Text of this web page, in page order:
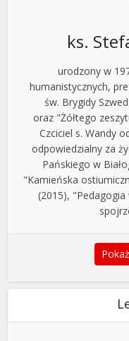
ks.
urodzony w
humanistycznych,
św. Brygidy
oraz "Żółtego
Czciciel s. Wandy
odpowiedzialny za
Pańskiego w
"Kamieńska
(2015),